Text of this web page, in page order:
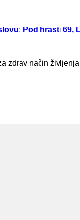
Pod hrasti 69,
zdrav način življenja